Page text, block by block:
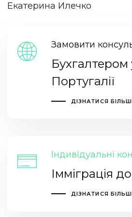
Екатерина Илечко
Замовити
Бухгалтером
Португалії
ДІЗНАТИСЯ
Індивідуальні
Імміграція
ДІЗНАТИСЯ